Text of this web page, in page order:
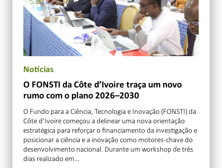
Notícias
O FONSTI da Côte d’Ivoire traça um novo
rumo com o plano 2026–2030
O Fundo para a Ciência, Tecnologia e Inovação (FONSTI) da
Côte d’Ivoire começou a delinear uma nova orientação
estratégica para reforçar o financiamento da investigação e
posicionar a ciência e a inovação como motores-chave do
desenvolvimento nacional. Durante um workshop de três
dias realizado em…